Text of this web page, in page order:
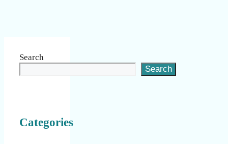
Search
Search
Categories